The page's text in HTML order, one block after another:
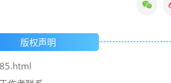
版权声明